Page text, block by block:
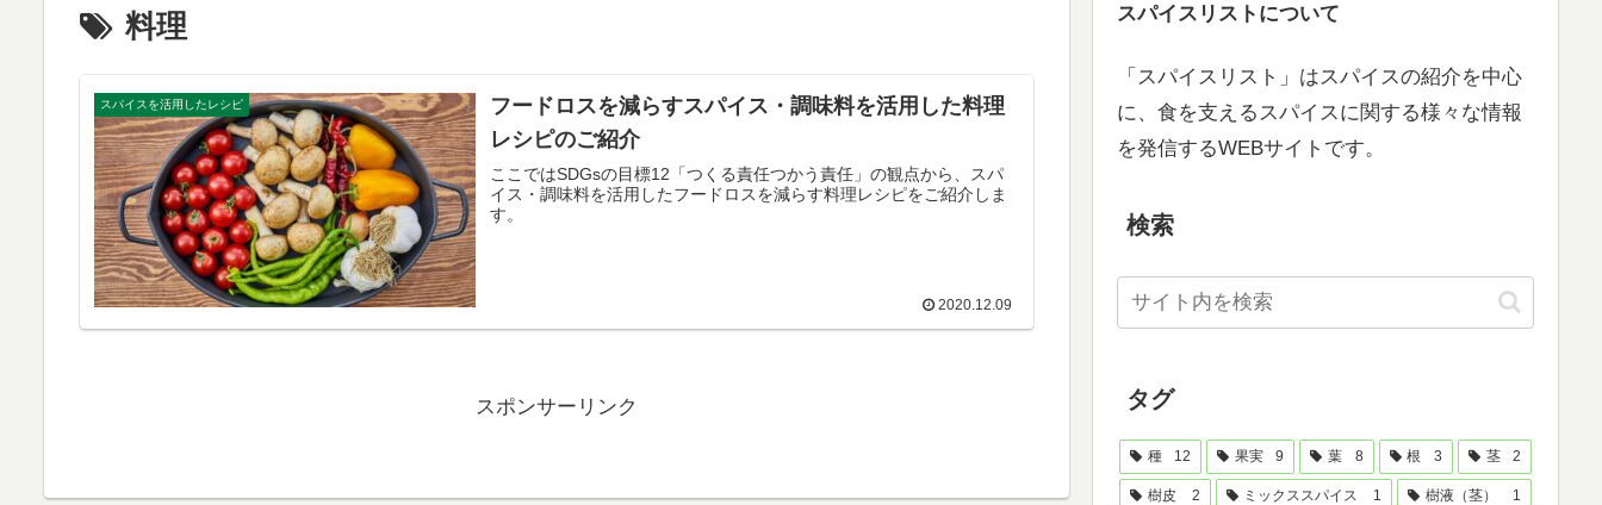
料理
スパイスを活用したレシピ
フードロスを減らすスパイス・調味料を活用した料理
レシピのご紹介
ここではSDGsの目標12「つくる責任つかう責任」の観点から、スパ
イス・調味料を活用したフードロスを減らす料理レシピをご紹介しま
す。
2020.12.09
スポンサーリンク
スパイスリストについて
「スパイスリスト」はスパイスの紹介を中心
に、食を支えるスパイスに関する様々な情報
を発信するWEBサイトです。
検索
タグ
種 12 果実 9 葉 8 根 3 茎 2
樹皮 2 ミックススパイス 1 樹液（茎） 1